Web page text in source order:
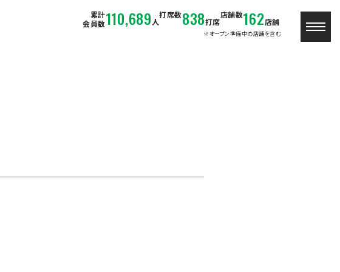
累計
会員数110,689 人
打席数838打席
店舗数162店舗
※オープン準備中の店舗を含む